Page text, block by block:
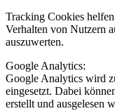
Tracking Cookies
Verhalten von Nutzern
auszuwerten.
Google Analytics:
Google Analytics wird
eingesetzt. Dabei
erstellt und ausgelesen